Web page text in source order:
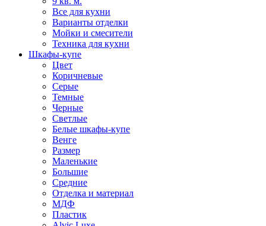
Все для кухни
Варианты отделки
Мойки и смесители
Техника для кухни
Шкафы-купе
Цвет
Коричневые
Серые
Темные
Черные
Светлые
Белые шкафы-купе
Венге
Размер
Маленькие
Большие
Средние
Отделка и материал
МДФ
Пластик